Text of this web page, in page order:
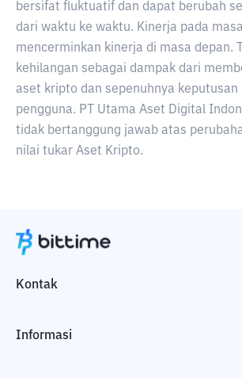
bersifat fluktuatif dan dapat berubah
dari waktu ke waktu. Kinerja pada
mencerminkan kinerja di masa depan.
kehilangan sebagai dampak dari
aset kripto dan sepenuhnya keputusan
pengguna. PT Utama Aset Digital
tidak bertanggung jawab atas
nilai tukar Aset Kripto.
Kontak
Informasi